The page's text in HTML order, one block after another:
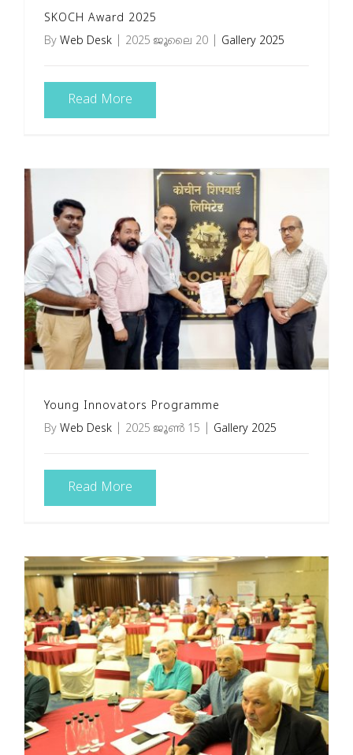
SKOCH Award 2025
By Web Desk 2025 ജൂലൈ 20 Gallery 2025
Read More
Young Innovators Programme
By Web Desk 2025 ജൂൺ 15 Gallery 2025
Read More